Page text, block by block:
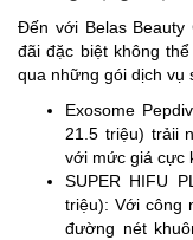
Đến với Belas
đãi đặc biệt không
qua những gói dịch vụ
Exosome
21.5 triệu) trảii
với mức giá cực
SUPER HIFU
triệu): Với công
đường nét